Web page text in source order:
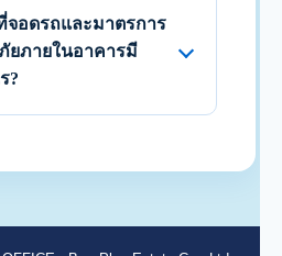
อดรถและมาตรการ
ยภายในอาคารมี
?